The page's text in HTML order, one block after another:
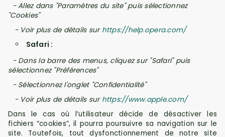
- Allez dans "Paramètres du site" puis sélectionnez
"Cookies"
- Voir plus de détails sur https://help.opera.com/
Safari :
- Dans la barre des menus, cliquez sur "Safari" puis
sélectionnez "Préférences"
- Sélectionnez l'onglet "Confidentialité"
- Voir plus de détails sur https://www.apple.com/
Dans le cas où l’utilisateur décide de désactiver les
fichiers “cookies”, il pourra poursuivre sa navigation sur le
site. Toutefois, tout dysfonctionnement de notre site